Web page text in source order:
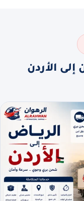
الأردن